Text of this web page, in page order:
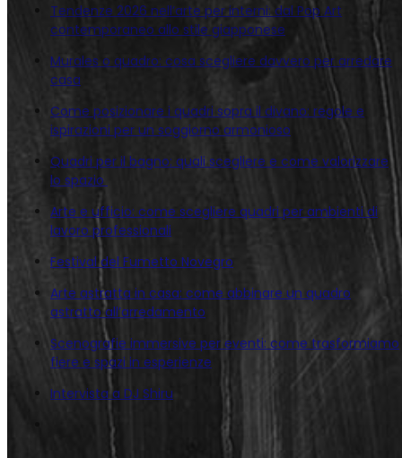
Tendenze 2026 nell’arte per interni: dal Pop Art
contemporaneo allo stile giapponese
Murales o quadro: cosa scegliere davvero per arredare
casa
Come posizionare i quadri sopra il divano: regole e
ispirazioni per un soggiorno armonioso
Quadri per il bagno: quali scegliere e come valorizzare
lo spazio
Arte e ufficio: come scegliere quadri per ambienti di
lavoro professionali
Festival del Fumetto Novegro
Arte astratta in casa: come abbinare un quadro
astratto all’arredamento
Scenografie immersive per eventi: come trasformiamo
fiere e spazi in esperienze
Intervista a DJ Shiru